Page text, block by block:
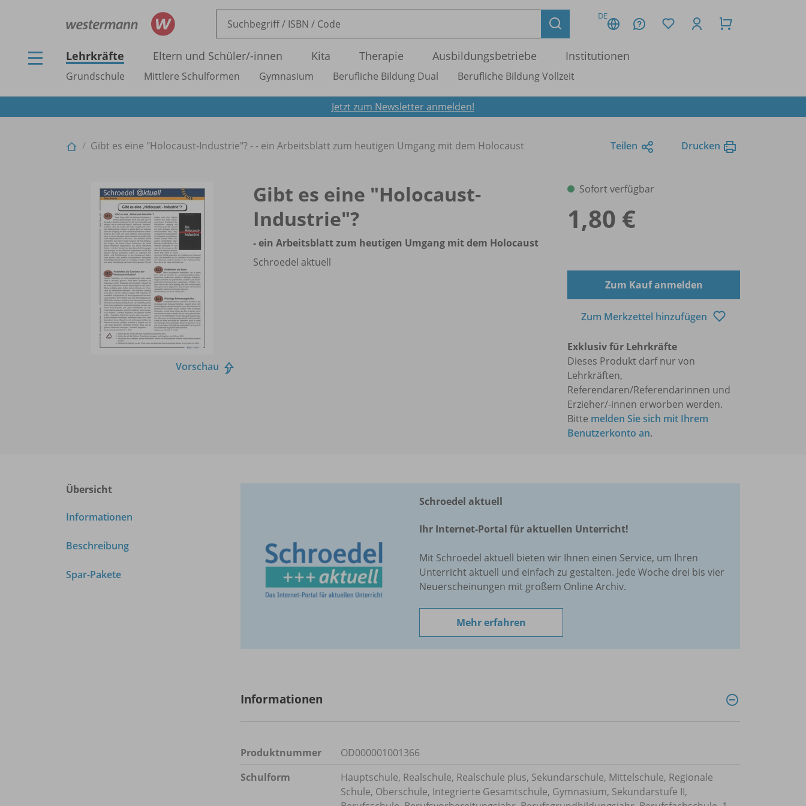
DE
Lehrkräfte Eltern und Schüler/-innen Kita Therapie Ausbildungsbetriebe Institutionen
Grundschule Mittlere Schulformen Gymnasium Berufliche Bildung Dual Berufliche Bildung Vollzeit
Jetzt zum Newsletter anmelden!
Gibt es eine "Holocaust-Industrie"? - - ein Arbeitsblatt zum heutigen Umgang mit dem Holocaust Teilen Drucken
Vorschau
Gibt es eine "Holocaust-
Industrie"?
- ein Arbeitsblatt zum heutigen Umgang mit dem Holocaust
Schroedel aktuell
Sofort verfügbar
1,80 €
Zum Kauf anmelden
Zum Merkzettel hinzufügen
Exklusiv für Lehrkräfte
Dieses Produkt darf nur von
Lehrkräften,
Referendaren/Referendarinnen und
Erzieher/-innen erworben werden.
Bitte melden Sie sich mit Ihrem
Benutzerkonto an.
Übersicht
Informationen
Beschreibung
Spar-Pakete
Schroedel aktuell
Ihr Internet-Portal für aktuellen Unterricht!
Mit Schroedel aktuell bieten wir Ihnen einen Service, um Ihren
Unterricht aktuell und einfach zu gestalten. Jede Woche drei bis vier
Neuerscheinungen mit großem Online Archiv.
Mehr erfahren
Informationen
Produktnummer
OD000001001366
Schulform
Hauptschule, Realschule, Realschule plus, Sekundarschule, Mittelschule, Regionale
Schule, Oberschule, Integrierte Gesamtschule, Gymnasium, Sekundarstufe II,